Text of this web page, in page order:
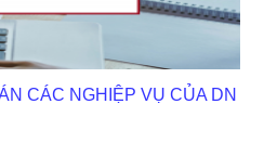
CÁC NGHIỆP VỤ CỦA DN